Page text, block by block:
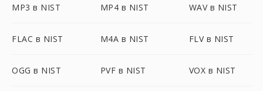
MP3 в NIST MP4 в NIST WAV в NIST
FLAC в NIST M4A в NIST FLV в NIST
OGG в NIST PVF в NIST VOX в NIST